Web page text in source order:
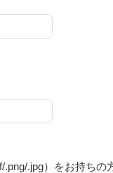
.png/.jpg）をお持ちの